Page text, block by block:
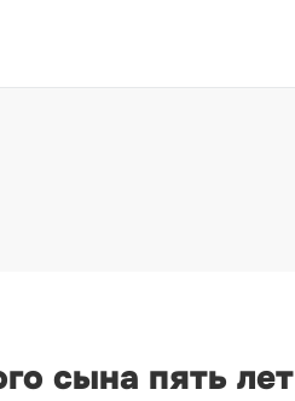
сына пять лет